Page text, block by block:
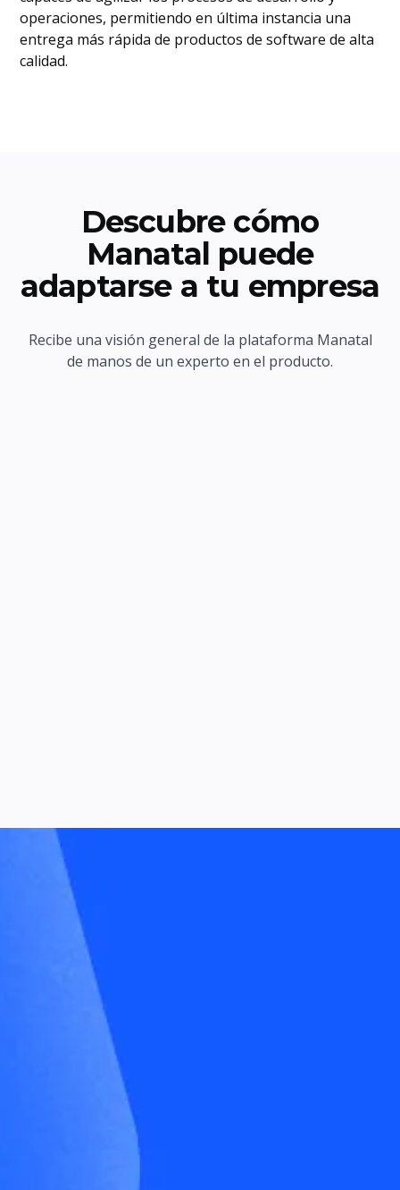
operaciones, permitiendo en última instancia una
entrega más rápida de productos de software de alta
calidad.
Descubre cómo
Manatal puede
adaptarse a tu empresa
Recibe una visión general de la plataforma Manatal
de manos de un experto en el producto.